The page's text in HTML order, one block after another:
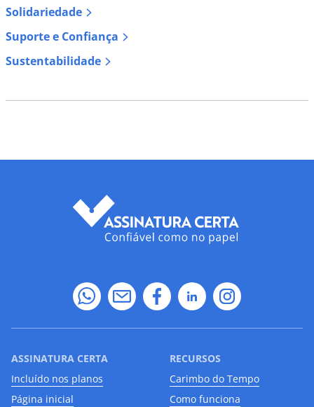
Solidariedade
Suporte e Confiança
Sustentabilidade
ASSINATURA CERTA
Incluído nos planos
Página inicial
RECURSOS
Carimbo do Tempo
Como funciona